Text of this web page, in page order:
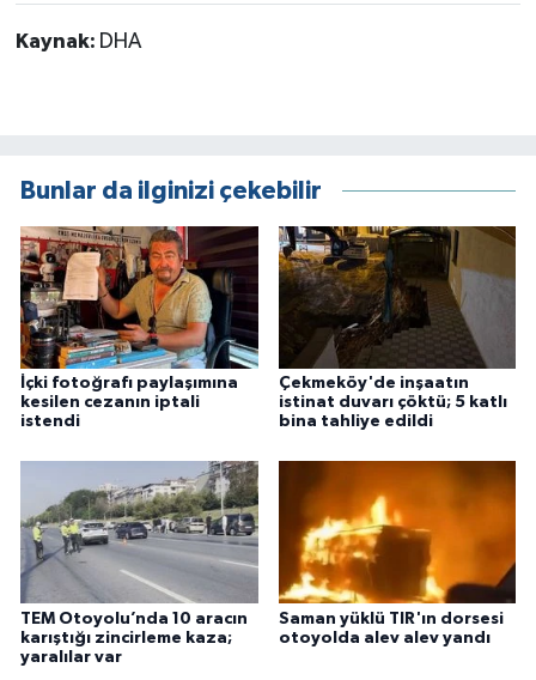
Kaynak: DHA
Bunlar da ilginizi çekebilir
İçki fotoğrafı paylaşımına
kesilen cezanın iptali
istendi
Çekmeköy'de inşaatın
istinat duvarı çöktü; 5 katlı
bina tahliye edildi
TEM Otoyolu’nda 10 aracın
karıştığı zincirleme kaza;
yaralılar var
Saman yüklü TIR'ın dorsesi
otoyolda alev alev yandı